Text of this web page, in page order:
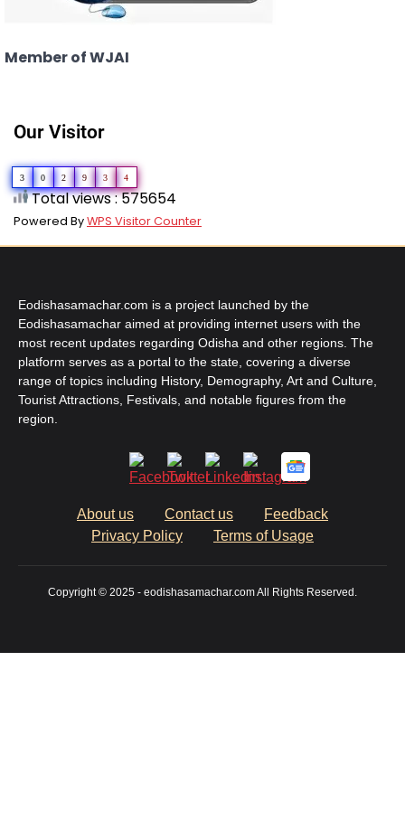
Member of WJAI
Our Visitor
3 0 2 9 3 4
Total views : 575654
Powered ByWPS Visitor Counter
Eodishasamachar.com is a project launched by the
Eodishasamachar aimed at providing internet users with the
most recent updates regarding Odisha and other regions. The
platform serves as a portal to the state, covering a diverse
range of topics including History, Demography, Art and Culture,
Tourist Attractions, Festivals, and notable figures from the
region.
About us Contact us
Feedback
Privacy Policy
Terms of Usage
Copyright © 2025 - eodishasamachar.com All Rights Reserved.